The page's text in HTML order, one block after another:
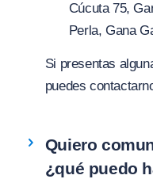
Cúcuta 75,
Perla, Gana
Si presentas
puedes
Quiero
¿qué puedo